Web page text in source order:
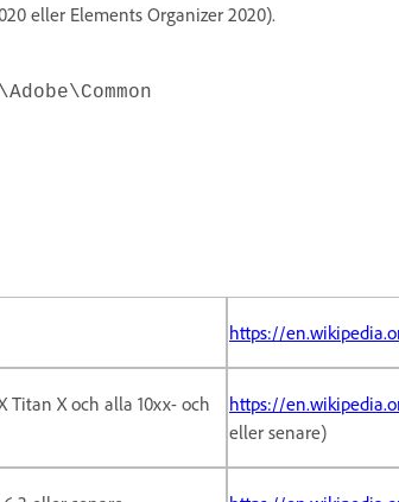
eller Elements Organizer 2020).
https://
Titan X och alla 10xx- och
https://
eller senare)